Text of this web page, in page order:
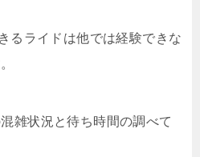
るライドは他では経験できな
雑状況と待ち時間の調べて